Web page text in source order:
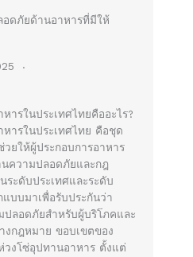
ดภัยด้านอาหารที่มีให้
ารในประเทศไทยคืออะไร?
ารในประเทศไทย คือชุด
ยให้ผู้ประกอบการอาหาร
ความปลอดภัยและกฎ
ระดับประเทศและระดับ
บบมาเพื่อรับประกันว่า
ลอดภัยสำหรับผู้บริโภคและ
งกฎหมาย ขอบเขตของ
งโซ่อุปทานอาหาร ตั้งแต่